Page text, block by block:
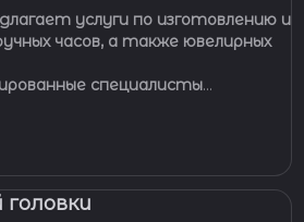
услуги по изготовлению и
часов, а также ювелирных
специалисты